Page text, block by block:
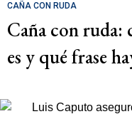
CAÑA CON RUDA
Caña con ruda:
es y qué frase